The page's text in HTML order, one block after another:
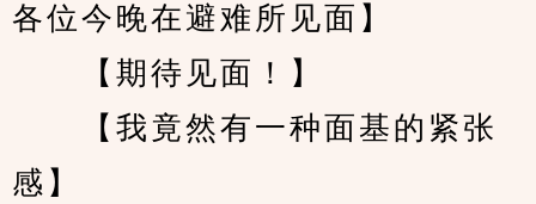
各位今晚在避难所见面】
【期待见面！】
【我竟然有一种面基的紧张
感】